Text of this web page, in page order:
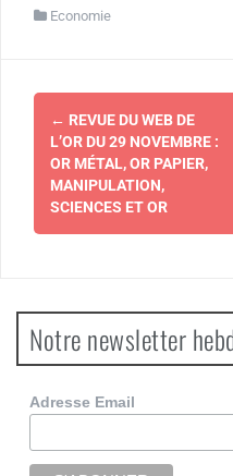
Economie
Navigation
d'article
← REVUE DU WEB DE
L’OR DU 29 NOVEMBRE :
OR MÉTAL, OR PAPIER,
MANIPULATION,
SCIENCES ET OR
Notre newsletter
Adresse Email